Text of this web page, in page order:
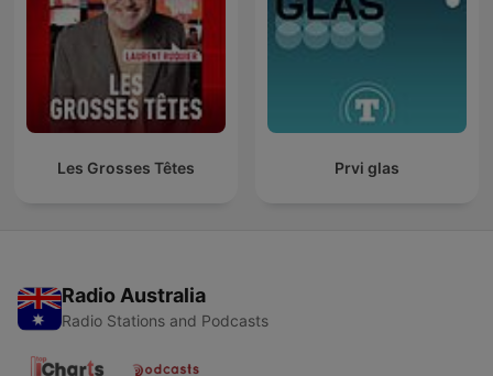
Les Grosses Têtes Prvi glas
Radio Australia
Radio Stations and Podcasts